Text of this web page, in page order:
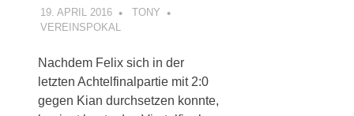
19. APRIL 2016
TONY
VEREINSPOKAL
Nachdem Felix sich in der
letzten Achtelfinalpartie mit 2:0
gegen Kian durchsetzen konnte,